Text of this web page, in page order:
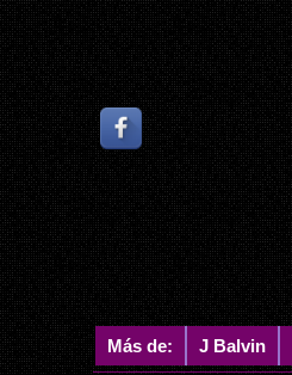
Más de: J Balvin